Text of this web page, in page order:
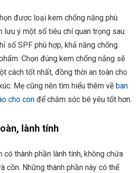
được loại kem chống nắng phù
lưu ý một số tiêu chí quan trọng sau:
số SPF phù hợp, khả năng chống
Chọn đúng kem chống nắng sẽ
cách tốt nhất, đồng thời an toàn cho
Mẹ cũng nên tìm hiểu thêm về ban
cho con để chăm sóc bé yêu tốt hơn.
lành tính
có thành phần lành tính, không chứa
cồn. Những thành phần này có thể